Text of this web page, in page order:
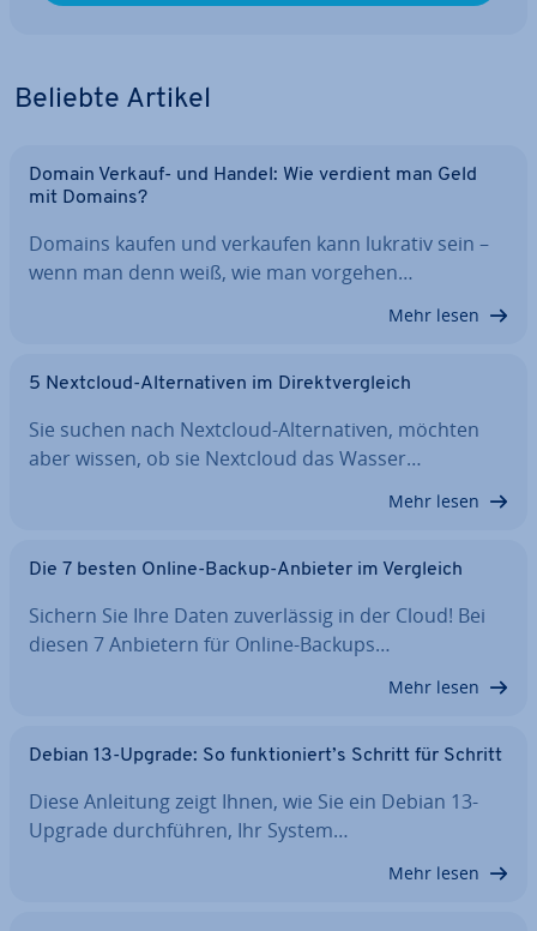
Beliebte Artikel
Domain Verkauf- und Handel: Wie verdient man Geld
mit Domains?
Domains kaufen und verkaufen kann lukrativ sein –
wenn man denn weiß, wie man vorgehen…
Mehr lesen
5 Nextcloud-Al­ter­na­ti­ven im Di­rekt­ver­gleich
Sie suchen nach Nextcloud-Al­ter­na­ti­ven, möchten
aber wissen, ob sie Nextcloud das Wasser…
Mehr lesen
Die 7 besten Online-Backup-Anbieter im Vergleich
Sichern Sie Ihre Daten zu­ver­läs­sig in der Cloud! Bei
diesen 7 Anbietern für Online-Backups…
Mehr lesen
Debian 13-Upgrade: So funk­tio­niert’s Schritt für Schritt
Diese Anleitung zeigt Ihnen, wie Sie ein Debian 13-
Upgrade durch­füh­ren, Ihr System…
Mehr lesen